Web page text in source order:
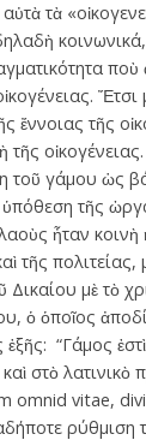
τὰ
ποὺ
ἔννοιας τῆς
τῆς
τοῦ γάμου ὡς
τῆς
ἦταν κοινὴ
τῆς πολιτείας,
Δικαίου μὲ τὸ
ὁ ὁποῖος
“Γάμος
στὸ
omnid vitae,
ρύθμιση